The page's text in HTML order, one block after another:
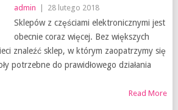
admin 28 lutego 2018
Sklepów z częściami elektronicznymi jest
obecnie coraz więcej. Bez większych
znaleźć sklep, w którym zaopatrzymy się
potrzebne do prawidłowego działania
Read More